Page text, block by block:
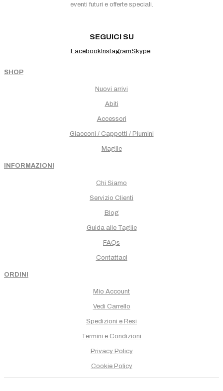
eventi futuri e offerte speciali.
SEGUICI SU
FacebookInstagramSkype
SHOP
Nuovi arrivi
Abiti
Accessori
Giacconi / Cappotti / Piumini
Maglie
INFORMAZIONI
Chi Siamo
Servizio Clienti
Blog
Guida alle Taglie
FAQs
Contattaci
ORDINI
Mio Account
Vedi Carrello
Spedizioni e Resi
Termini e Condizioni
Privacy Policy
Cookie Policy